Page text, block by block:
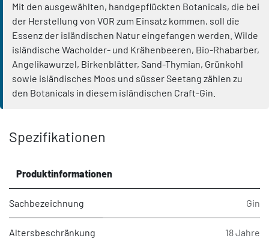
Mit den ausgewählten, handgepflückten Botanicals, die bei
der Herstellung von VOR zum Einsatz kommen, soll die
Essenz der isländischen Natur eingefangen werden. Wilde
isländische Wacholder- und Krähenbeeren, Bio-Rhabarber,
Angelikawurzel, Birkenblätter, Sand-Thymian, Grünkohl
sowie isländisches Moos und süsser Seetang zählen zu
den Botanicals in diesem isländischen Craft-Gin.
Spezifikationen
Produktinformationen
Sachbezeichnung Gin
Altersbeschränkung 18 Jahre